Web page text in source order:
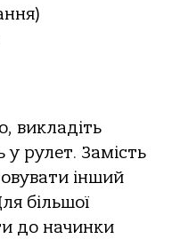
викладіть
у рулет. Замість
інший
більшої
до начинки